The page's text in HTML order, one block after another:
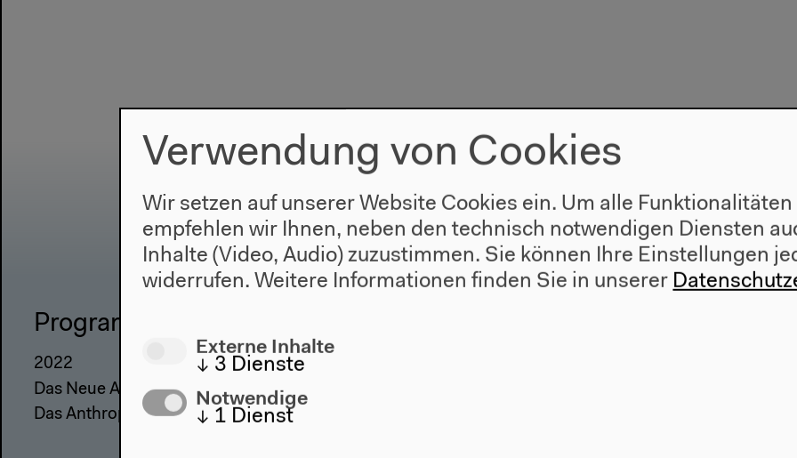
Programm
2022
Das Neue Alphabet
Das Anthropozän am HKW
Verwendung von Cookies
Wir setzen auf unserer Website Cookies ein. Um alle
empfehlen wir Ihnen, neben den technisch notwendigen Diensten
Inhalte (Video, Audio) zuzustimmen. Sie können Ihre Einstellungen
widerrufen. Weitere Informationen finden Sie in unserer
Externe Inhalte
↓ 3 Dienste
Notwendige
↓ 1 Dienst